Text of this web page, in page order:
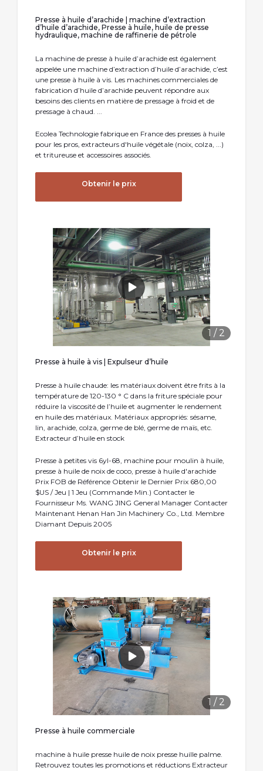
Presse à huile d’arachide | machine d’extraction
d’huile d’arachide, Presse à huile, huile de presse
hydraulique, machine de raffinerie de pétrole
La machine de presse à huile d’arachide est également
appelée une machine d’extraction d’huile d’arachide, c’est
une presse à huile à vis. Les machines commerciales de
fabrication d’huile d’arachide peuvent répondre aux
besoins des clients en matière de pressage à froid et de
pressage à chaud. ...
Ecolea Technologie fabrique en France des presses à huile
pour les pros, extracteurs d'huile végétale (noix, colza, ...)
et tritureuse et accessoires associés.
Obtenir le prix
1 / 2
Presse à huile à vis | Expulseur d’huile
Presse à huile chaude: les matériaux doivent être frits à la
température de 120-130 ° C dans la friture spéciale pour
réduire la viscosité de l’huile et augmenter le rendement
en huile des matériaux. Matériaux appropriés: sésame,
lin, arachide, colza, germe de blé, germe de maïs, etc.
Extracteur d’huile en stock
Presse à petites vis 6yl-68, machine pour moulin à huile,
presse à huile de noix de coco, presse à huile d′arachide
Prix FOB de Référence Obtenir le Dernier Prix 680,00
$US / Jeu | 1 Jeu (Commande Min.) Contacter le
Fournisseur Ms. WANG JING General Manager Contacter
Maintenant Henan Han Jin Machinery Co., Ltd. Membre
Diamant Depuis 2005
Obtenir le prix
1 / 2
Presse à huile commerciale
machine à huile presse huile de noix presse huille palme.
Retrouvez toutes les promotions et réductions Extracteur